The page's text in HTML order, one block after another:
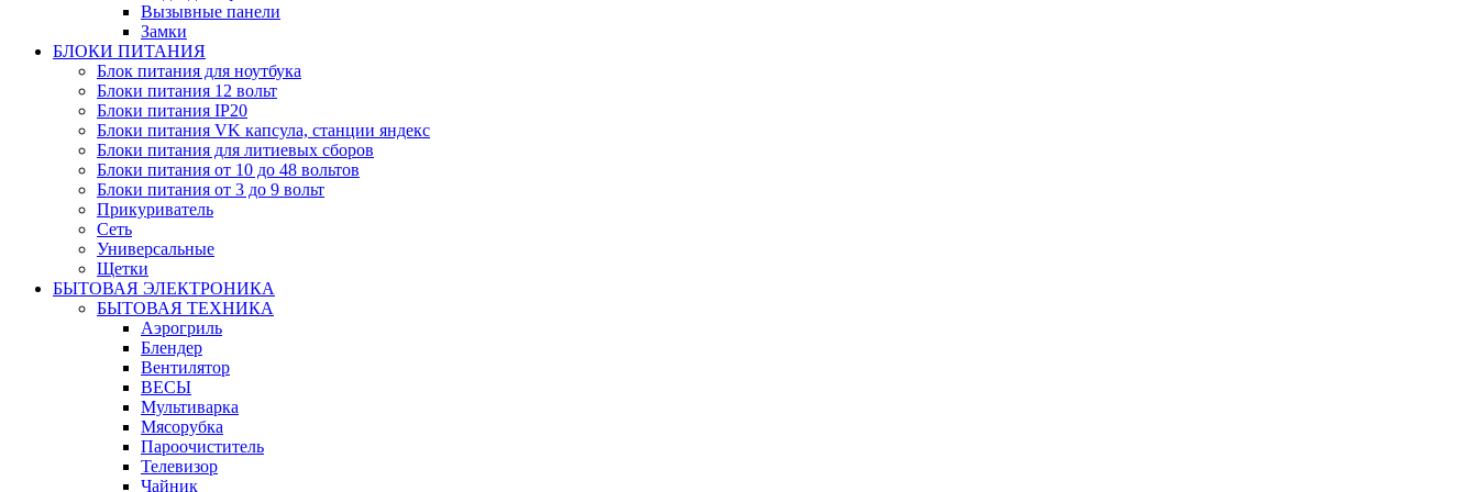
Вызывные панели
Замки
БЛОКИ ПИТАНИЯ
Блок питания для ноутбука
Блоки питания 12 вольт
Блоки питания IP20
Блоки питания VK капсула, станции яндекс
Блоки питания для литиевых сборов
Блоки питания от 10 до 48 вольтов
Блоки питания от 3 до 9 вольт
Прикуриватель
Сеть
Универсальные
Щетки
БЫТОВАЯ ЭЛЕКТРОНИКА
БЫТОВАЯ ТЕХНИКА
Аэрогриль
Блендер
Вентилятор
ВЕСЫ
Мультиварка
Мясорубка
Пароочиститель
Телевизор
Чайник